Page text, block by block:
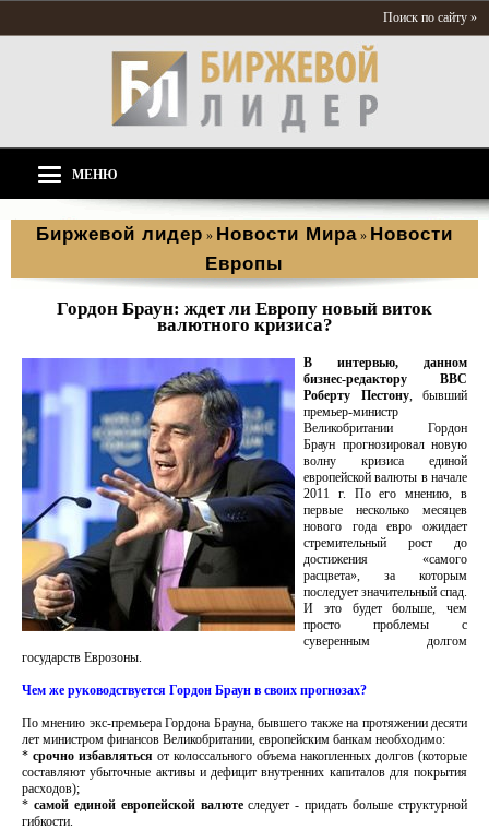
Поиск по сайту »
МЕНЮ
Биржевой лидер » Новости Мира » Новости
Европы
Гордон Браун: ждет ли Европу новый виток
валютного кризиса?
В интервью, данном
бизнес-редактору ВВС
Роберту Пестону, бывший
премьер-министр
Великобритании Гордон
Браун прогнозировал новую
волну кризиса единой
европейской валюты в начале
2011 г. По его мнению, в
первые несколько месяцев
нового года евро ожидает
стремительный рост до
достижения «самого
расцвета», за которым
последует значительный спад.
И это будет больше, чем
просто проблемы с
суверенным долгом
государств Еврозоны.
Чем же руководствуется Гордон Браун в своих прогнозах?
По мнению экс-премьера Гордона Брауна, бывшего также на протяжении десяти
лет министром финансов Великобритании, европейским банкам необходимо:
* срочно избавляться от колоссального объема накопленных долгов (которые
составляют убыточные активы и дефицит внутренних капиталов для покрытия
расходов);
* самой единой европейской валютеследует - придать больше структурной
гибкости.